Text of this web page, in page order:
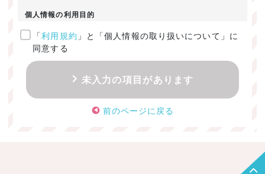
個人情報の利用目的
ご提供いただきました個人情報は、以下のためにのみ利用い
たします。
・お問い合わせに対する回答及び資料送付のご連絡
・当社のお客様向けサービスの提供
・本人確認
・サービスの開発・改善のための分析
「利用規約 」と「個人情報の取り扱いについて」に
同意する
未入力の項目があります
前のページに戻る